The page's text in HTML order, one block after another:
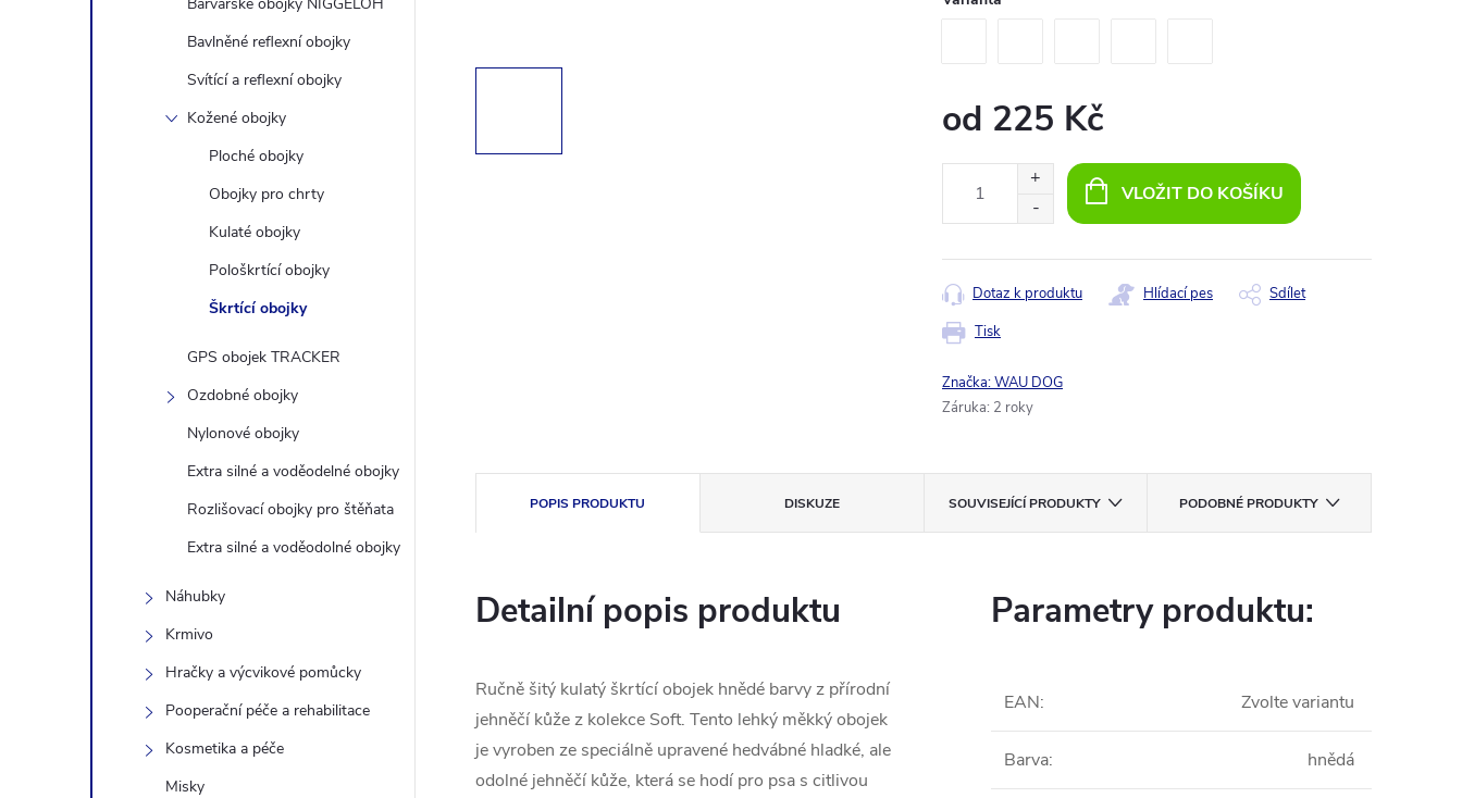
Bavlněné reflexní obojky
Svítící a reflexní obojky
Kožené obojky
Ploché obojky
Obojky pro chrty
Kulaté obojky
Pološkrtící obojky
Škrtící obojky
GPS obojek TRACKER
Ozdobné obojky
Nylonové obojky
Extra silné a voděodelné obojky
Rozlišovací obojky pro štěňata
Extra silné a voděodolné obojky
Náhubky
Krmivo
Hračky a výcvikové pomůcky
Pooperační péče a rehabilitace
Kosmetika a péče
Misky
od 225 Kč
VLOŽIT DO KOŠÍKU
Tisk
Dotaz k produktu Hlídací pes Sdílet
Značka:WAU DOG
Záruka: 2 roky
POPIS PRODUKTU DISKUZE SOUVISEJÍCÍ PRODUKTY PODOBNÉ PRODUKTY
Detailní popis produktu
Ručně šitý kulatý škrtícíobojek hnědé barvyz přírodní
jehněčí kůžez kolekce Soft. Tento lehký měkkýobojek
je vyroben ze speciálně upravené hedvábné hladké, ale
odolné jehněčí kůže, která se hodí pro psa s citlivou
Parametry produktu:
EAN: Zvolte variantu
Barva: hnědá